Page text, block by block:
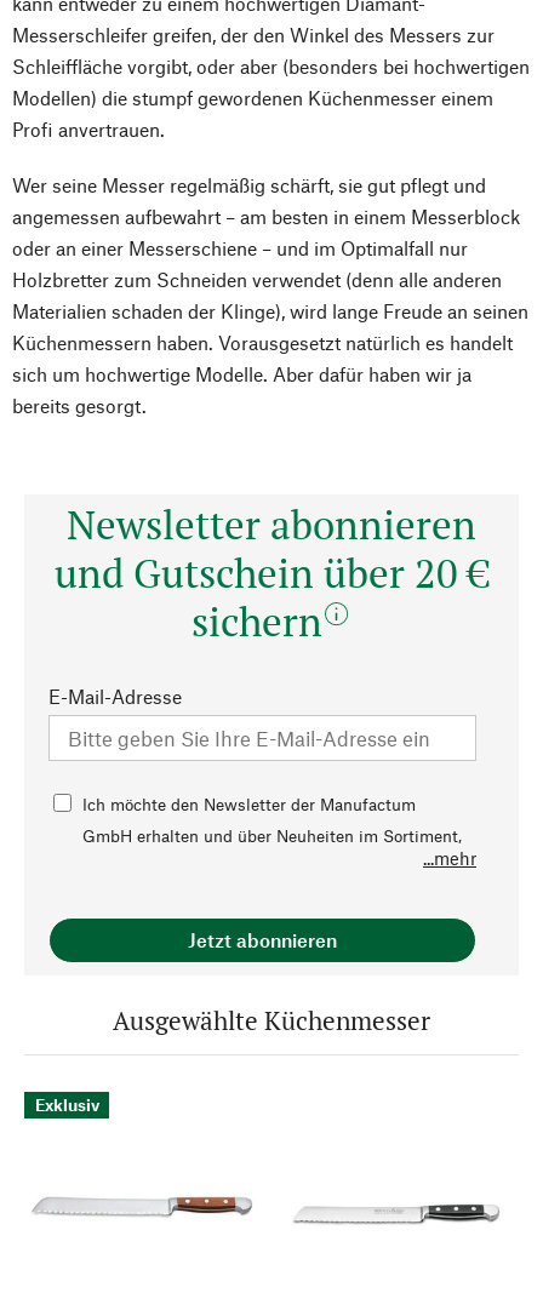
Messerschleifer greifen, der den Winkel des Messers zur
Schleiffläche vorgibt, oder aber (besonders bei hochwertigen
Modellen) die stumpf gewordenen Küchenmesser einem
Profi anvertrauen.
Wer seine Messer regelmäßig schärft, sie gut pflegt und
angemessen aufbewahrt – am besten in einem Messerblock
oder an einer Messerschiene – und im Optimalfall nur
Holzbretter zum Schneiden verwendet (denn alle anderen
Materialien schaden der Klinge), wird lange Freude an seinen
Küchenmessern haben. Vorausgesetzt natürlich es handelt
sich um hochwertige Modelle. Aber dafür haben wir ja
bereits gesorgt.
Newsletter abonnieren
und Gutschein über 20 €
sichern
E-Mail-Adresse
Ich möchte den Newsletter der Manufactum
GmbH erhalten und über Neuheiten im Sortiment,
Vorteile, die von Manufactum angeboten werden,
per E-Mail informiert werden. Diese Einwilligung
eine entsprechende Mitteilung an
info@manufactum.de oder die
Abmeldemöglichkeit am Ende eines jeden
Newsletters widerrufen werden. Die
...mehr
Jetzt abonnieren
Ausgewählte Küchenmesser
Exklusiv